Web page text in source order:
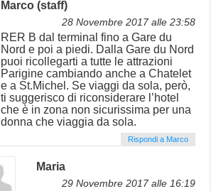
Marco (staff)
28 Novembre 2017 alle 23:58
RER B dal terminal fino a Gare du
Nord e poi a piedi. Dalla Gare du Nord
puoi ricollegarti a tutte le attrazioni
Parigine cambiando anche a Chatelet
e a St.Michel. Se viaggi da sola, però,
ti suggerisco di riconsiderare l’hotel
che è in zona non sicurissima per una
donna che viaggia da sola.
Rispondi a Marco
Maria
29 Novembre 2017 alle 16:19